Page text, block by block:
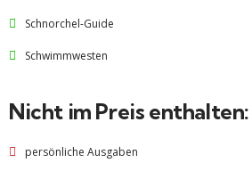
Schnorchel-Guide
Schwimmwesten
Nicht im Preis enthalten:
persönliche Ausgaben